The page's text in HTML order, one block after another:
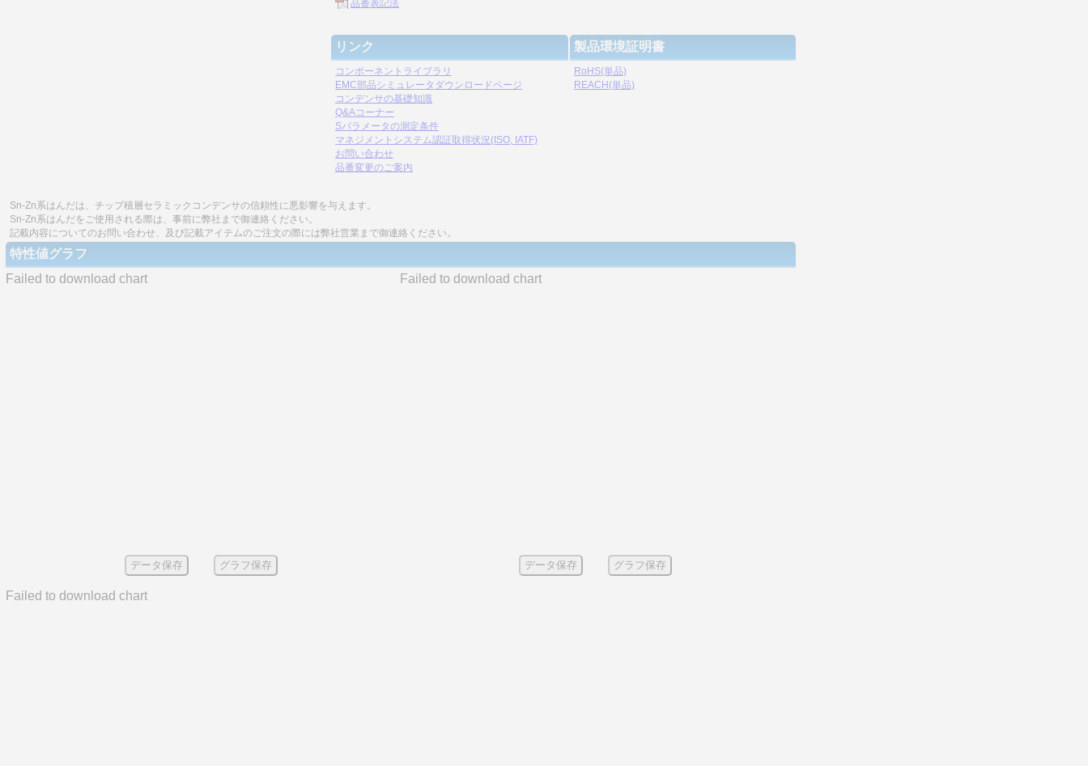
品番表記法
リンク
コンポーネントライブラリ
EMC部品シミュレータダウンロードページ
コンデンサの基礎知識
Q&Aコーナー
Sパラメータの測定条件
マネジメントシステム認証取得状況(ISO, IATF)
お問い合わせ
品番変更のご案内
製品環境証明書
RoHS(単品)
REACH(単品)
Sn-Zn系はんだは、チップ積層セラミックコンデンサの信頼性に悪影響を与えます。
Sn-Zn系はんだをご使用される際は、事前に弊社まで御連絡ください。
記載内容についてのお問い合わせ、及び記載アイテムのご注文の際には弊社営業まで御連絡ください。
特性値グラフ
Failed to download chart
データ保存 グラフ保存
Failed to download chart
データ保存 グラフ保存
Failed to download chart